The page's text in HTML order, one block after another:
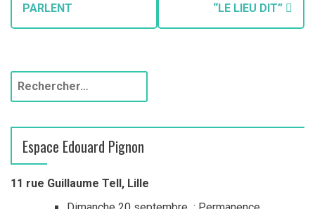
i
a
t
o
n
PARLENT
“LE LIEU DIT”
h
r
c
Espace Edouard Pignon
11 rue Guillaume Tell, Lille